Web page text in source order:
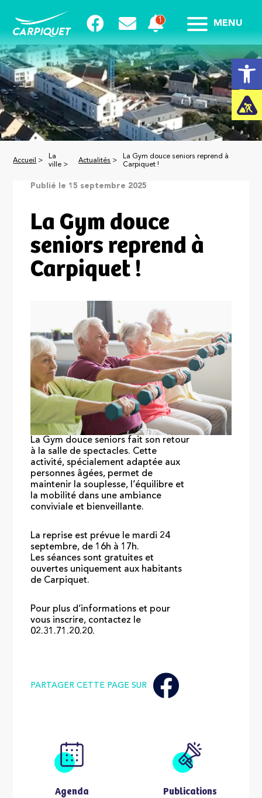
Ouvrir
MENU
Accueil >
La
ville >
Actualités >
La Gym douce seniors reprend à
Carpiquet !
Agenda Publications
Publié le 15 septembre 2025
La Gym douce
seniors reprend à
Carpiquet !
La Gym douce seniors fait son retour
à la salle de spectacles. Cette
activité, spécialement adaptée aux
personnes âgées, permet de
maintenir la souplesse, l’équilibre et
la mobilité dans une ambiance
conviviale et bienveillante.
La reprise est prévue le mardi 24
septembre, de 16h à 17h.
Les séances sont gratuites et
ouvertes uniquement aux habitants
de Carpiquet.
Pour plus d’informations et pour
vous inscrire, contactez le
02.31.71.20.20.
PARTAGER CETTE PAGE SUR